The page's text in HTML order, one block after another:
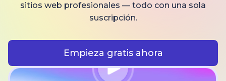
sitios web profesionales — todo con una sola
suscripción.
Empieza gratis ahora